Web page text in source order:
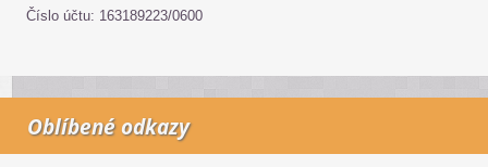
Číslo účtu: 163189223/0600
Oblíbené odkazy